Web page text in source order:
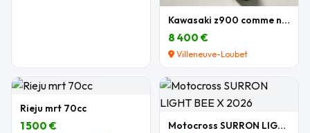
Kawasaki z900 comme neuve
8 400 €
Villeneuve-Loubet
Rieju mrt 70cc
1 500 € Motocross SURRON LIGHT BEE X 2026